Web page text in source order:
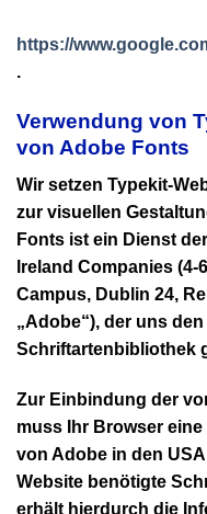
https://
.
Verwendung von
von Adobe Fonts
Wir setzen Typekit-
zur visuellen
Fonts ist ein Dienst
Ireland Companies
Campus, Dublin 24,
„Adobe“), der uns
Schriftartenbibliothek
Zur Einbindung der
muss Ihr Browser
von Adobe in den
Website benötigte
erhält hierdurch die